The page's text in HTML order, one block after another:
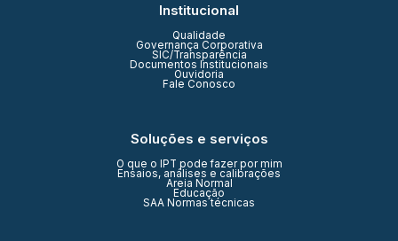
Institucional
Qualidade
Governança Corporativa
SIC/Transparência
Documentos Institucionais
Ouvidoria
Fale Conosco
Soluções e serviços
O que o IPT pode fazer por mim
Ensaios, análises e calibrações
Areia Normal
Educação
SAA Normas técnicas